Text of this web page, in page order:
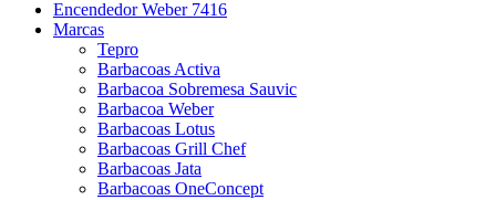
Encendedor Weber 7416
Marcas
Tepro
Barbacoas Activa
Barbacoa Sobremesa Sauvic
Barbacoa Weber
Barbacoas Lotus
Barbacoas Grill Chef
Barbacoas Jata
Barbacoas OneConcept